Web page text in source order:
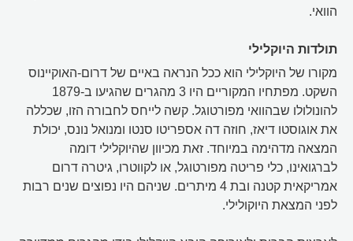
הוואי.
תולדות היוקלילי
מקורו של היוקלילי הוא ככל הנראה באיים של דרום-האוקיינוס
השקט. מפתחיו המקוריים היו 3 מהגרים שהגיעו ב-1879
להונולולו שבהוואי מפורטוגל. קשה לייחס לחבורה הזו, שכללה
את אוגוסטו דיאז, חוזה דה אספריטו סנטו ומנואל נונס, יכולת
המצאה מדהימה במיוחד. זאת מכיוון שהיוקלילי דומה
לברגואינו, כלי פריטה מפורטוגל, או לקווטרו, גיטרה דרום
אמריקאית קטנה ובת 4 מיתרים. שניהם היו נפוצים שנים רבות
לפני המצאת היוקולילי.